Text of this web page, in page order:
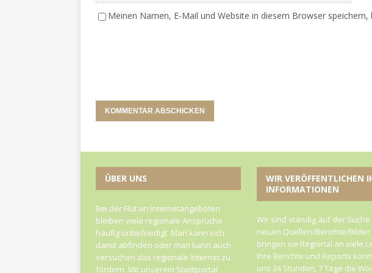
Meinen Namen, E-Mail und Website in diesem Browser
ÜBER UNS
Bei der Flut an Internetangeboten
bleiben viele regionale Ansprüche
häufig unbefriedigt. Man kann sich
damit abfinden oder man kann auch
versuchen das regionale Internet zu
fördern. Mit unserem Stadtportal
WIR VERÖFFENTLICHEN
INFORMATIONEN
Wir sind ständig auf der Suche
neuen Quellen/Berichte/Bilder
bringen sie Regional an viele
Ihre Berichte und Reports
uns 24 Stunden, 7 Tage die